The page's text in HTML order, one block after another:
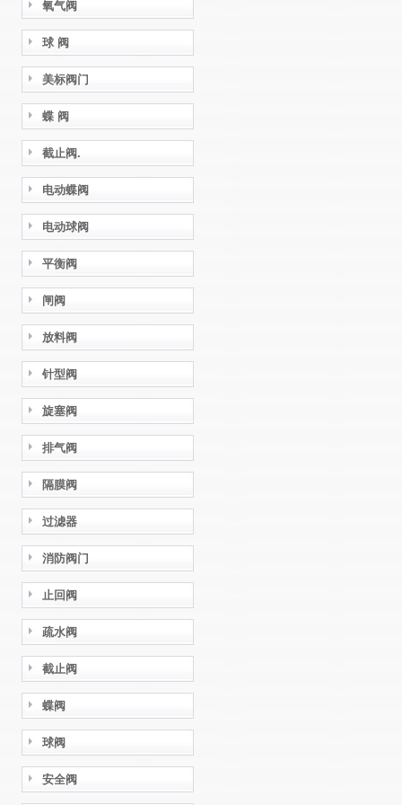
氧气阀
球 阀
美标阀门
蝶 阀
截止阀.
电动蝶阀
电动球阀
平衡阀
闸阀
放料阀
针型阀
旋塞阀
排气阀
隔膜阀
过滤器
消防阀门
止回阀
疏水阀
截止阀
蝶阀
球阀
安全阀